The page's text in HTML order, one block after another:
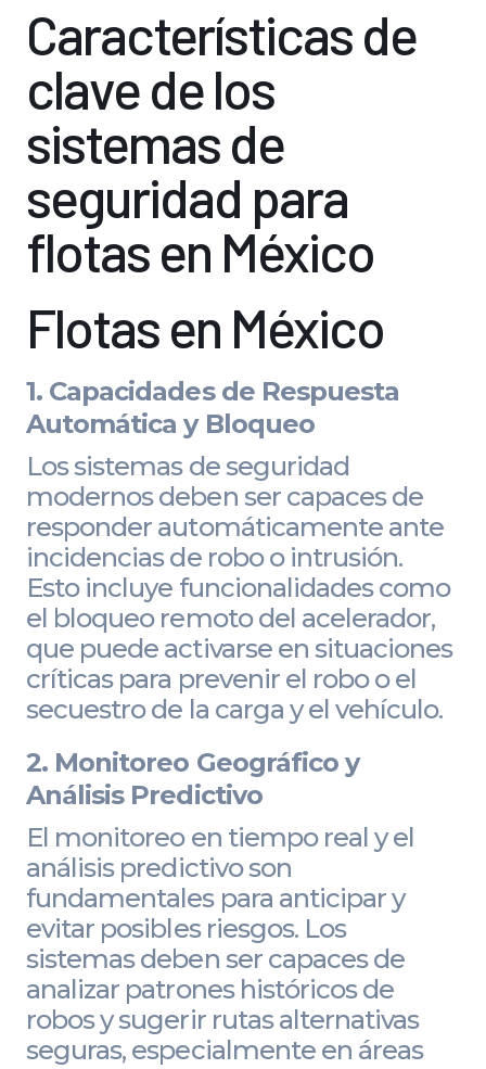
Características de
clave de los
sistemas de
seguridad para
flotas en México
Flotas en México
1. Capacidades de Respuesta
Automática y Bloqueo
Los sistemas de seguridad
modernos deben ser capaces de
responder automáticamente ante
incidencias de robo o intrusión.
Esto incluye funcionalidades como
el bloqueo remoto del acelerador,
que puede activarse en situaciones
críticas para prevenir el robo o el
secuestro de la carga y el vehículo.
2. Monitoreo Geográfico y
Análisis Predictivo
El monitoreo en tiempo real y el
análisis predictivo son
fundamentales para anticipar y
evitar posibles riesgos. Los
sistemas deben ser capaces de
analizar patrones históricos de
robos y sugerir rutas alternativas
seguras, especialmente en áreas